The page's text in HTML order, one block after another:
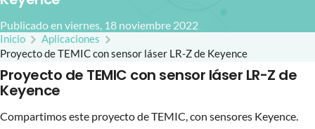
Publicado en viernes, 18 noviembre 2022
Inicio
Aplicaciones
Proyecto de TEMIC con sensor láser LR-Z de Keyence
Proyecto de TEMIC con sensor láser LR-Z de
Keyence
Compartimos este proyecto de TEMIC, con sensores Keyence.